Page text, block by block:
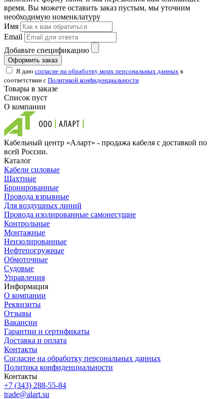
время. Вы можете оставить заказ пустым, мы уточним
необходимую номенклатуру
Имя
Email
Добавьте спецификацию
Оформить заказ
Я даю согласие на обработку моих персональных данных в
соответствии с Политикой конфиденциальности
Товары в заказе
Список пуст
О компании
Кабельный центр «Аларт» - продажа кабеля с доставкой по
всей России.
Каталог
Кабели силовые
Шахтные
Бронированные
Провода взрывные
Для воздушных линий
Провода изолированные самонесущие
Контрольные
Монтажные
Неизолированные
Нефтепогружные
Обмоточные
Судовые
Управления
Информация
О компании
Реквизиты
Отзывы
Вакансии
Гарантии и сертификаты
Доставка и оплата
Контакты
Согласие на обработку персональных данных
Политика конфиденциальности
Контакты
+7 (343) 288-55-84
trade@alart.su